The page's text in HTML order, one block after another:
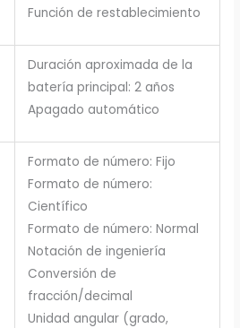
Función de restablecimiento
Duración aproximada de la
batería principal: 2 años
Apagado automático
Formato de número: Fijo
Formato de número:
Científico
Formato de número: Normal
Notación de ingeniería
Conversión de
fracción/decimal
Unidad angular (grado,